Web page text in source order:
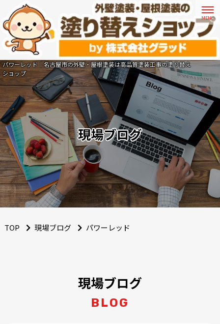
パワーレッド｜名古屋市の外壁・屋根塗装は高品質塗装工事の塗り替え
ショップ
現場ブログ
TOP 現場ブログ パワーレッド
現場ブログ
BLOG